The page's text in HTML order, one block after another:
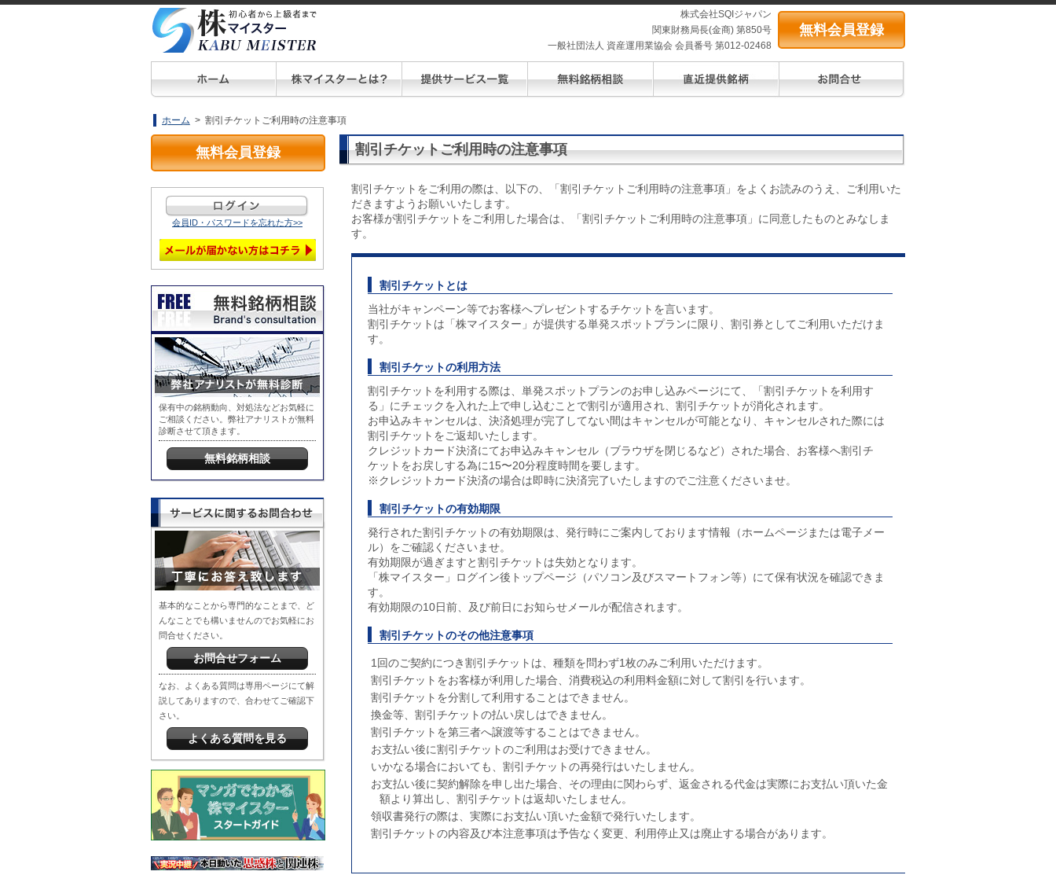
株式会社SQIジャパン
関東財務局長(金商) 第850号
一般社団法人 資産運用業協会 会員番号 第012-02468
無料会員登録
ホーム > 割引チケットご利用時の注意事項
無料会員登録
会員ID・パスワードを忘れた方>>
保有中の銘柄動向、対処法などお気軽に
ご相談ください。弊社アナリストが無料
診断させて頂きます。
無料銘柄相談
基本的なことから専門的なことまで、ど
んなことでも構いませんのでお気軽にお
問合せください。
お問合せフォーム
なお、よくある質問は専用ページにて解
説してありますので、合わせてご確認下
さい。
よくある質問を見る
割引チケットご利用時の注意事項
割引チケットをご利用の際は、以下の、「割引チケットご利用時の注意事項」をよくお読みのうえ、ご利用いた
だきますようお願いいたします。
お客様が割引チケットをご利用した場合は、「割引チケットご利用時の注意事項」に同意したものとみなしま
す。
割引チケットとは
当社がキャンペーン等でお客様へプレゼントするチケットを言います。
割引チケットは「株マイスター」が提供する単発スポットプランに限り、割引券としてご利用いただけま
す。
割引チケットの利用方法
割引チケットを利用する際は、単発スポットプランのお申し込みページにて、「割引チケットを利用す
る」にチェックを入れた上で申し込むことで割引が適用され、割引チケットが消化されます。
お申込みキャンセルは、決済処理が完了してない間はキャンセルが可能となり、キャンセルされた際には
割引チケットをご返却いたします。
クレジットカード決済にてお申込みキャンセル（ブラウザを閉じるなど）された場合、お客様へ割引チ
ケットをお戻しする為に15〜20分程度時間を要します。
※クレジットカード決済の場合は即時に決済完了いたしますのでご注意くださいませ。
割引チケットの有効期限
発行された割引チケットの有効期限は、発行時にご案内しております情報（ホームページまたは電子メー
ル）をご確認くださいませ。
有効期限が過ぎますと割引チケットは失効となります。
「株マイスター」ログイン後トップページ（パソコン及びスマートフォン等）にて保有状況を確認できま
す。
有効期限の10日前、及び前日にお知らせメールが配信されます。
割引チケットのその他注意事項
1回のご契約につき割引チケットは、種類を問わず1枚のみご利用いただけます。
割引チケットをお客様が利用した場合、消費税込の利用料金額に対して割引を行います。
割引チケットを分割して利用することはできません。
換金等、割引チケットの払い戻しはできません。
割引チケットを第三者へ譲渡等することはできません。
お支払い後に割引チケットのご利用はお受けできません。
いかなる場合においても、割引チケットの再発行はいたしません。
お支払い後に契約解除を申し出た場合、その理由に関わらず、返金される代金は実際にお支払い頂いた金
額より算出し、割引チケットは返却いたしません。
領収書発行の際は、実際にお支払い頂いた金額で発行いたします。
割引チケットの内容及び本注意事項は予告なく変更、利用停止又は廃止する場合があります。